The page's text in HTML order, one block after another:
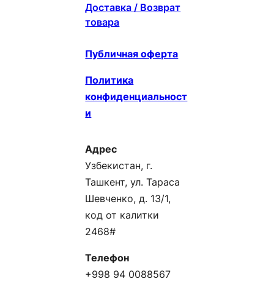
Доставка / Возврат
товара
Публичная оферта
Политика
конфиденциальност
и
Адрес
Узбекистан, г.
Ташкент, ул. Тараса
Шевченко, д. 13/1,
код от калитки
2468#
Телефон
+998 94 0088567